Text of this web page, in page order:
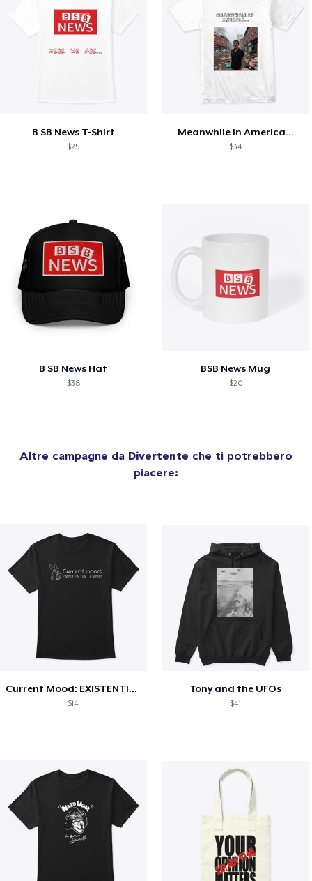
B SB News T-Shirt
$25
Meanwhile in America...
$34
B SB News Hat
$38
BSB News Mug
$20
Altre campagne da Divertente che ti potrebbero
piacere:
Current Mood: EXISTENTIAL CRISIS
$14
Tony and the UFOs
$41